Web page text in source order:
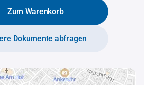
Zum Warenkorb
Dokumente abfragen